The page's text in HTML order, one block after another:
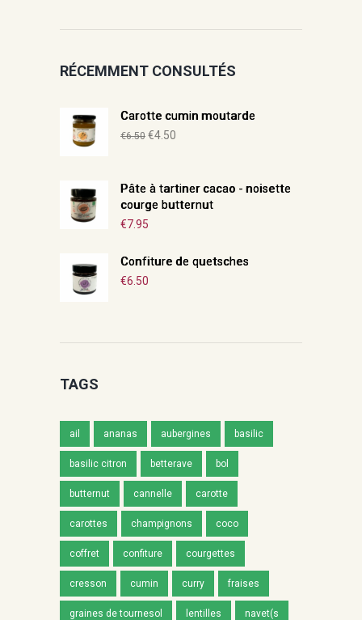
RÉCEMMENT CONSULTÉS
Carotte cumin moutarde
€6.50 Le
était :
€6.50.
€4.50
est :
€4.50.
Pâte à tartiner cacao - noisette
courge butternut
€7.95
Confiture de quetsches
€6.50
TAGS
ail ananas aubergines basilic
basilic citron betterave bol
butternut cannelle carotte
carottes champignons coco
coffret confiture courgettes
cresson cumin curry fraises
graines de tournesol lentilles navet(s